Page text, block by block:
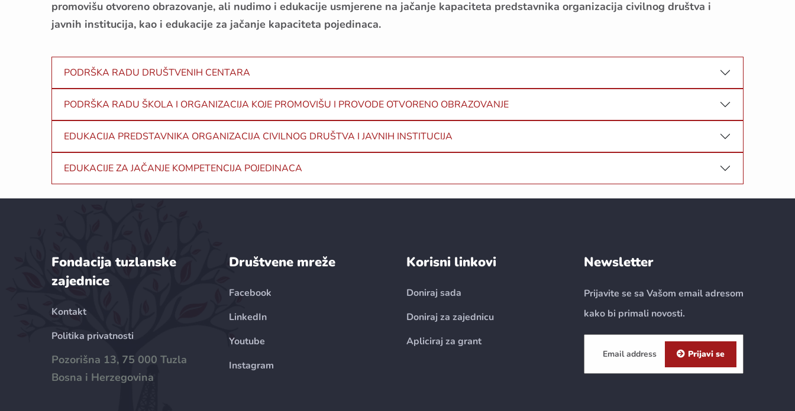
promovišu otvoreno obrazovanje, ali nudimo i edukacije usmjerene na jačanje kapaciteta predstavnika organizacija civilnog društva i
javnih institucija, kao i edukacije za jačanje kapaciteta pojedinaca.
PODRŠKA RADU DRUŠTVENIH CENTARA
PODRŠKA RADU ŠKOLA I ORGANIZACIJA KOJE PROMOVIŠU I PROVODE OTVORENO OBRAZOVANJE
EDUKACIJA PREDSTAVNIKA ORGANIZACIJA CIVILNOG DRUŠTVA I JAVNIH INSTITUCIJA
EDUKACIJE ZA JAČANJE KOMPETENCIJA POJEDINACA
Fondacija tuzlanske
zajednice
Kontakt
Politika privatnosti
Pozorišna 13, 75 000 Tuzla
Bosna i Herzegovina
Društvene mreže
Facebook
LinkedIn
Youtube
Instagram
Korisni linkovi
Doniraj sada
Doniraj za zajednicu
Apliciraj za grant
Newsletter
Prijavite se sa Vašom email adresom
kako bi primali novosti.
Prijavi se